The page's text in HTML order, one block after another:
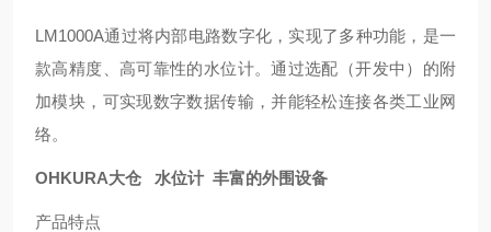
LM1000A通过将内部电路数字化，实现了多种功能，是一
款高精度、高可靠性的水位计。通过选配（开发中）的附
加模块，可实现数字数据传输，并能轻松连接各类工业网
络。
OHKURA大仓 水位计 丰富的外围设备
产品特点